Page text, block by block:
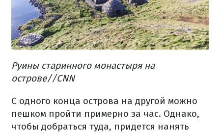
Руины старинного монастыря на
острове//CNN
С одного конца острова на другой можно
пешком пройти примерно за час. Однако,
чтобы добраться туда, придется нанять